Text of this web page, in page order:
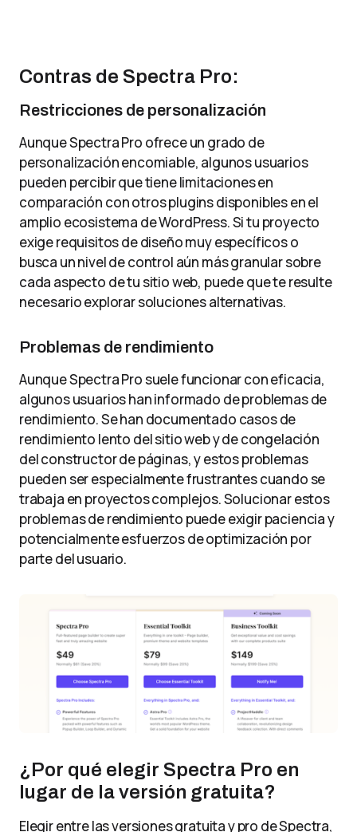
Contras de Spectra Pro:
Restricciones de personalización
Aunque Spectra Pro ofrece un grado de
personalización encomiable, algunos usuarios
pueden percibir que tiene limitaciones en
comparación con otros plugins disponibles en el
amplio ecosistema de WordPress. Si tu proyecto
exige requisitos de diseño muy específicos o
busca un nivel de control aún más granular sobre
cada aspecto de tu sitio web, puede que te resulte
necesario explorar soluciones alternativas.
Problemas de rendimiento
Aunque Spectra Pro suele funcionar con eficacia,
algunos usuarios han informado de problemas de
rendimiento. Se han documentado casos de
rendimiento lento del sitio web y de congelación
del constructor de páginas, y estos problemas
pueden ser especialmente frustrantes cuando se
trabaja en proyectos complejos. Solucionar estos
problemas de rendimiento puede exigir paciencia y
potencialmente esfuerzos de optimización por
parte del usuario.
¿Por qué elegir Spectra Pro en
lugar de la versión gratuita?
Elegir entre las versiones gratuita y pro de Spectra,